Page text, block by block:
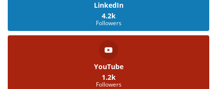
LinkedIn
4.2k
Followers
YouTube
1.2k
Followers